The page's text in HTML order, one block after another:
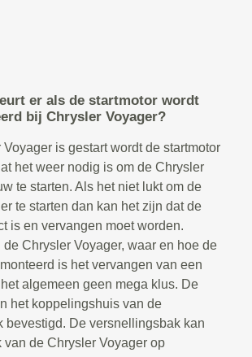
er als de startmotor wordt
bij Chrysler Voyager?
is gestart wordt de startmotor
het weer nodig is om de Chrysler
te starten. Als het niet lukt om de
te starten dan kan het zijn dat de
is en vervangen moet worden.
Chrysler Voyager, waar en hoe de
is het vervangen van een
algemeen geen mega klus. De
het koppelingshuis van de
bevestigd. De versnellingsbak kan
van de Chrysler Voyager op